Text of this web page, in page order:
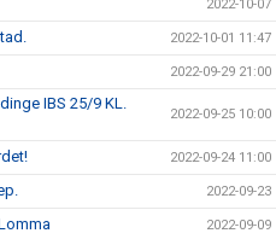
2022-10-07
2022-10-01 11:47
2022-09-29 21:00
IBS 25/9 KL.
2022-09-25 10:00
2022-09-24 11:00
2022-09-23
2022-09-09